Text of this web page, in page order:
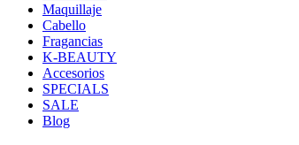
Maquillaje
Cabello
Fragancias
K-BEAUTY
Accesorios
SPECIALS
SALE
Blog